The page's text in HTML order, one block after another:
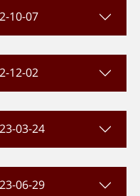
10-07
12-02
03-24
06-29